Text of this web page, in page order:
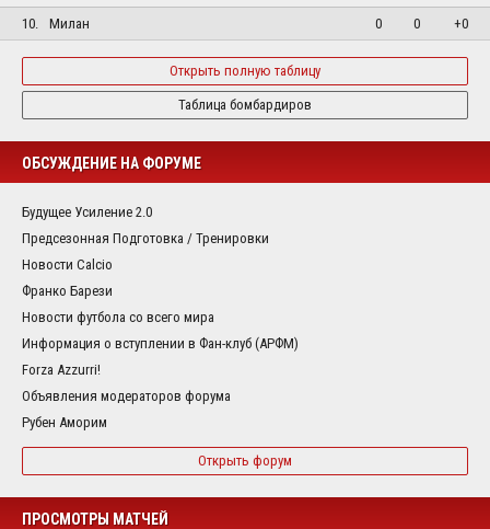
10.
Милан 0 0 +0
Открыть полную таблицу
Таблица бомбардиров
ОБСУЖДЕНИЕ НА ФОРУМЕ
Будущее Усиление 2.0
Предсезонная Подготовка / Тренировки
Новости Calcio
Франко Барези
Новости футбола со всего мира
Информация о вступлении в Фан-клуб (АРФМ)
Forza Azzurri!
Объявления модераторов форума
Рубен Аморим
Открыть форум
ПРОСМОТРЫ МАТЧЕЙ